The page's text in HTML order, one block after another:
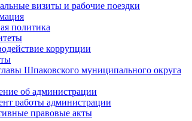
визиты и рабочие поездки
политика
коррупции
Шпаковского муниципального округа
об администрации
работы администрации
правовые акты